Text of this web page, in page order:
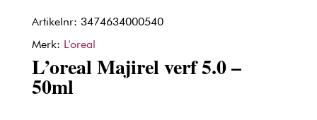
Artikelnr: 3474634000540
Merk: L'oreal
L’oreal Majirel verf 5.0 –
50ml